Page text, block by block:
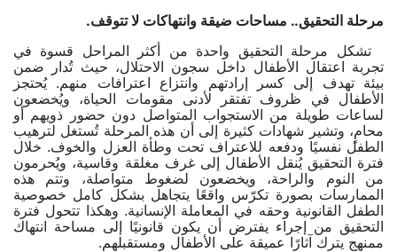
مرحلة التحقيق.. مساحات ضيقة وانتهاكات لا تتوقف.
تشكل مرحلة التحقيق واحدة من أكثر المراحل قسوة في
تجربة اعتقال الأطفال داخل سجون الاحتلال، حيث تُدار ضمن
بيئة تهدف إلى كسر إرادتهم وانتزاع اعترافات منهم. يُحتجز
الأطفال في ظروف تفتقر لأدنى مقومات الحياة، ويُخضعون
لساعات طويلة من الاستجواب المتواصل دون حضور ذويهم أو
محامٍ، وتشير شهادات كثيرة إلى أن هذه المرحلة تُستغل لترهيب
الطفل نفسيًا ودفعه للاعتراف تحت وطأة العزل والخوف. خلال
فترة التحقيق يُنقل الأطفال إلى غرف مغلقة وقاسية، ويُحرمون
من النوم والراحة، ويخضعون لضغوط متواصلة، وتتم هذه
الممارسات بصورة تكرّس واقعًا يتجاهل بشكل كامل خصوصية
الطفل القانونية وحقه في المعاملة الإنسانية. وهكذا تتحول فترة
التحقيق من إجراء يفترض أن يكون قانونيًا إلى مساحة انتهاك
ممنهج يترك آثارًا عميقة على الأطفال ومستقبلهم.